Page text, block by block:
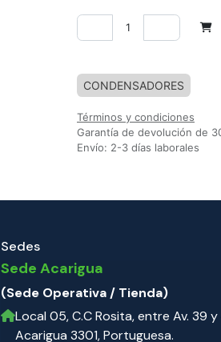
CONDENSADORES
Términos y condiciones
Garantía de devolución de
Envío: 2-3 días laborales
Sedes
Sede Acarigua
(Sede Operativa / Tienda)
Local 05, C.C Rosita, entre Av. 39 y
Acarigua 3301, Portuguesa.